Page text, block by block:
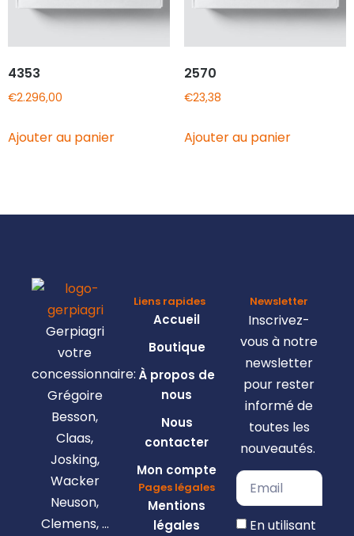
4353
€2.296,00
Ajouter au panier
2570
€23,38
Ajouter au panier
Gerpiagri
votre
concessionnaire:
Grégoire
Besson,
Claas,
Josking,
Wacker
Neuson,
Clemens, …
Liens rapides
Accueil
Boutique
À propos de
nous
Nous
contacter
Mon compte
Pages légales
Mentions
légales
Newsletter
Inscrivez-
vous à notre
newsletter
pour rester
informé de
toutes les
nouveautés.
En utilisant